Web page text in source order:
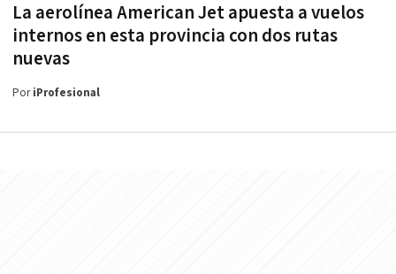
La aerolínea American Jet apuesta a vuelos
internos en esta provincia con dos rutas
nuevas
PoriProfesional